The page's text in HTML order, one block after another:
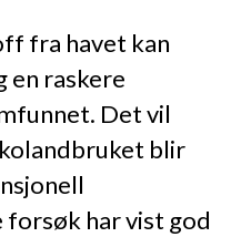
fra havet kan
en raskere
Det vil
blir
har vist god